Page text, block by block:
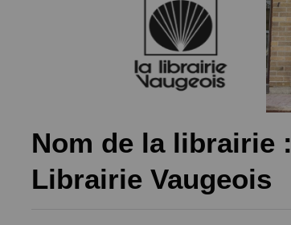
Nom de la librairie :
Librairie Vaugeois